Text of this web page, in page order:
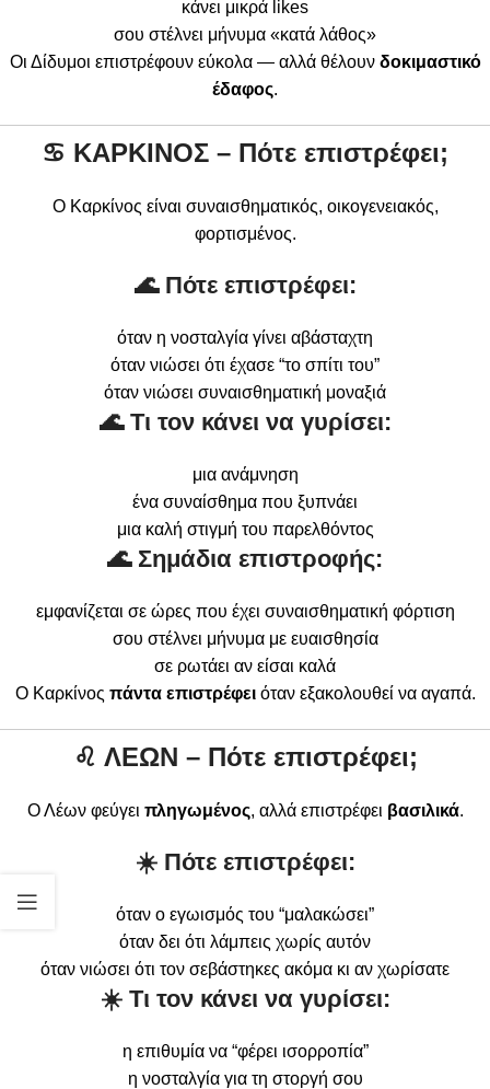
κάνει μικρά likes
σου στέλνει μήνυμα «κατά λάθος»
Οι Δίδυμοι επιστρέφουν εύκολα — αλλά θέλουν δοκιμαστικό
έδαφος.
♋ ΚΑΡΚΙΝΟΣ – Πότε επιστρέφει;
Ο Καρκίνος είναι συναισθηματικός, οικογενειακός,
φορτισμένος.
🌊 Πότε επιστρέφει:
όταν η νοσταλγία γίνει αβάσταχτη
όταν νιώσει ότι έχασε “το σπίτι του”
όταν νιώσει συναισθηματική μοναξιά
🌊 Τι τον κάνει να γυρίσει:
μια ανάμνηση
ένα συναίσθημα που ξυπνάει
μια καλή στιγμή του παρελθόντος
🌊 Σημάδια επιστροφής:
εμφανίζεται σε ώρες που έχει συναισθηματική φόρτιση
σου στέλνει μήνυμα με ευαισθησία
σε ρωτάει αν είσαι καλά
Ο Καρκίνος πάντα επιστρέφειόταν εξακολουθεί να αγαπά.
♌ ΛΕΩΝ – Πότε επιστρέφει;
Ο Λέων φεύγει πληγωμένος, αλλά επιστρέφει βασιλικά.
☀️ Πότε επιστρέφει:
όταν ο εγωισμός του “μαλακώσει”
όταν δει ότι λάμπεις χωρίς αυτόν
όταν νιώσει ότι τον σεβάστηκες ακόμα κι αν χωρίσατε
☀️ Τι τον κάνει να γυρίσει:
η επιθυμία να “φέρει ισορροπία”
η νοσταλγία για τη στοργή σου